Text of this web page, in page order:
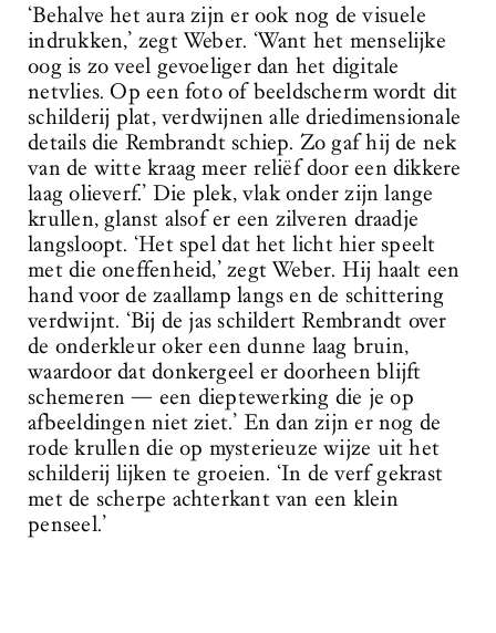
‘Behalve het aura zijn er ook nog de visuele
indrukken,’ zegt Weber. ‘Want het menselijke
oog is zo veel gevoeliger dan het digitale
netvlies. Op een foto of beeldscherm wordt dit
schilderij plat, verdwijnen alle driedimensionale
details die Rembrandt schiep. Zo gaf hij de nek
van de witte kraag meer reliëf door een dikkere
laag olieverf.’ Die plek, vlak onder zijn lange
krullen, glanst alsof er een zilveren draadje
langsloopt. ‘Het spel dat het licht hier speelt
met die oneffenheid,’ zegt Weber. Hij haalt een
hand voor de zaallamp langs en de schittering
verdwijnt. ‘Bij de jas schildert Rembrandt over
de onderkleur oker een dunne laag bruin,
waardoor dat donkergeel er doorheen blijft
schemeren — een dieptewerking die je op
afbeeldingen niet ziet.’ En dan zijn er nog de
rode krullen die op mysterieuze wijze uit het
schilderij lijken te groeien. ‘In de verf gekrast
met de scherpe achterkant van een klein
penseel.’